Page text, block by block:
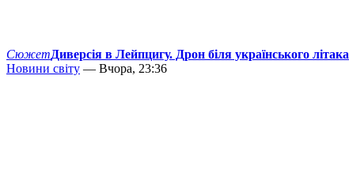
СюжетДиверсія в Лейпцигу. Дрон біля українського літака
Новини світу — Вчора, 23:36